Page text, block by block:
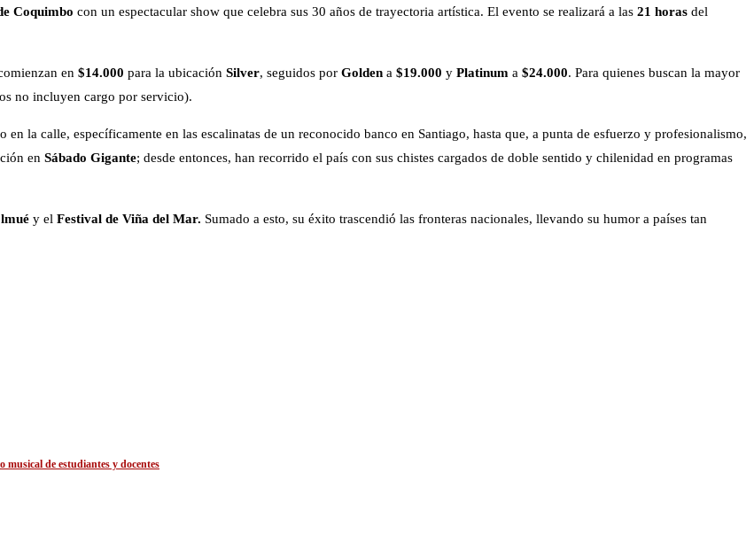
Coquimbo con un espectacular show que celebra sus 30 años de trayectoria artística. El evento se realizará a las 21 horas del
en $14.000 para la ubicación Silver, seguidos por Golden a $19.000 y Platinum a $24.000. Para quienes buscan la mayor
no incluyen cargo por servicio).
la calle, específicamente en las escalinatas de un reconocido banco en Santiago, hasta que, a punta de esfuerzo y profesionalismo,
en Sábado Gigante; desde entonces, han recorrido el país con sus chistes cargados de doble sentido y chilenidad en programas
y el Festival de Viña del Mar. Sumado a esto, su éxito trascendió las fronteras nacionales, llevando su humor a países tan
de estudiantes y docentes